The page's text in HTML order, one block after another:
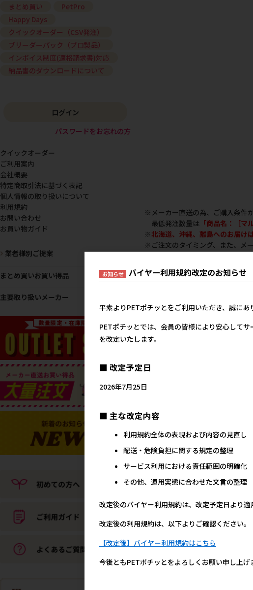
※メーカー直送の為、ご購入条件
最低発注数量は 「商品名：［
※北海道、沖縄、離島へのお届け
※ご注文のタイミング、また、メ
ご決済方法が【Paid】【クレジ
特記事項
犬用フード スタ
[ドギーマンハヤシ]まいにち
[ドギ
まとめ買い
PetPro
Happy Days
クイックオーダー（CSV発注）
ブリーダーパック（プロ製品）
インボイス制度(適格請求書)対応
納品書のダウンロードについて
ログイン
パスワードをお忘れの方
クイックオーダー
ご利用案内
会社概要
特定商取引法に基づく表記
個人情報の取り扱いについて
利用規約
お問い合わせ
お買い物ガイド
業者様別ご提案
まとめ買いお買い得品
主要取り扱いメーカー
お知らせ バイヤー利用規約改定のお知らせ
平素よりPETポチッとをご利用いただき、誠にあ
PETポチッとでは、会員の皆様により安心して
を改定いたします。
■ 改定予定日
2026年7月25日
■ 主な改定内容
利用規約全体の表現および内容の見直し
配送・危険負担に関する規定の整理
サービス利用における責任範囲の明確化
その他、運用実態に合わせた文言の整理
改定後のバイヤー利用規約は、改定予定日より適
改定後の利用規約は、以下よりご確認ください。
【改定後】バイヤー利用規約はこちら
今後ともPETポチッとをよろしくお願い申し上げ